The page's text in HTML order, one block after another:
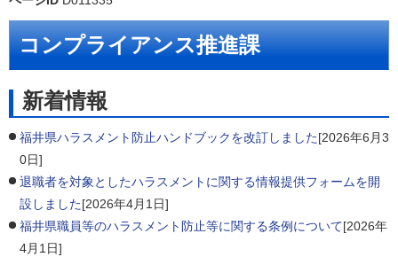
コンプライアンス推進課
新着情報
福井県ハラスメント防止ハンドブックを改訂しました[2026年6月3
0日]
退職者を対象としたハラスメントに関する情報提供フォームを開
設しました[2026年4月1日]
福井県職員等のハラスメント防止等に関する条例について[2026年
4月1日]